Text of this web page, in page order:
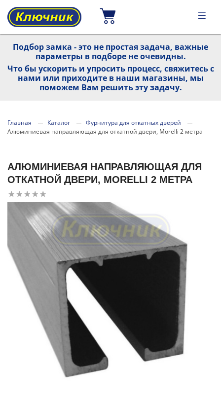
Подбор замка - это не простая задача, важные
параметры в подборе не очевидны.
Что бы ускорить и упросить процесс, свяжитесь с
нами или приходите в наши магазины, мы
поможем Вам решить эту задачу.
Главная Каталог
Фурнитура для откатных дверей
Алюминиевая направляющая для откатной двери, Morelli 2 метра
АЛЮМИНИЕВАЯ НАПРАВЛЯЮЩАЯ ДЛЯ
ОТКАТНОЙ ДВЕРИ, MORELLI 2 МЕТРА